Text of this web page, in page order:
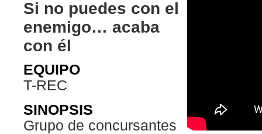
Si no puedes con el
enemigo… acaba
con él
EQUIPO
T-REC
SINOPSIS
Grupo de concursantes